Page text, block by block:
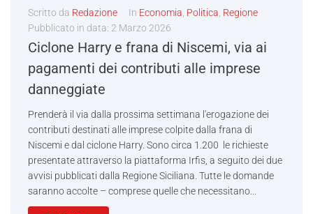
Scritto da Redazione In Economia Politica Regione
Pubblicato in data: 2 Marzo 2026
Ciclone Harry e frana di Niscemi, via ai
pagamenti dei contributi alle imprese
danneggiate
Prenderà il via dalla prossima settimana l'erogazione dei
contributi destinati alle imprese colpite dalla frana di
Niscemi e dal ciclone Harry. Sono circa 1.200 le richieste
presentate attraverso la piattaforma Irfis, a seguito dei due
avvisi pubblicati dalla Regione Siciliana. Tutte le domande
saranno accolte – comprese quelle che necessitano...